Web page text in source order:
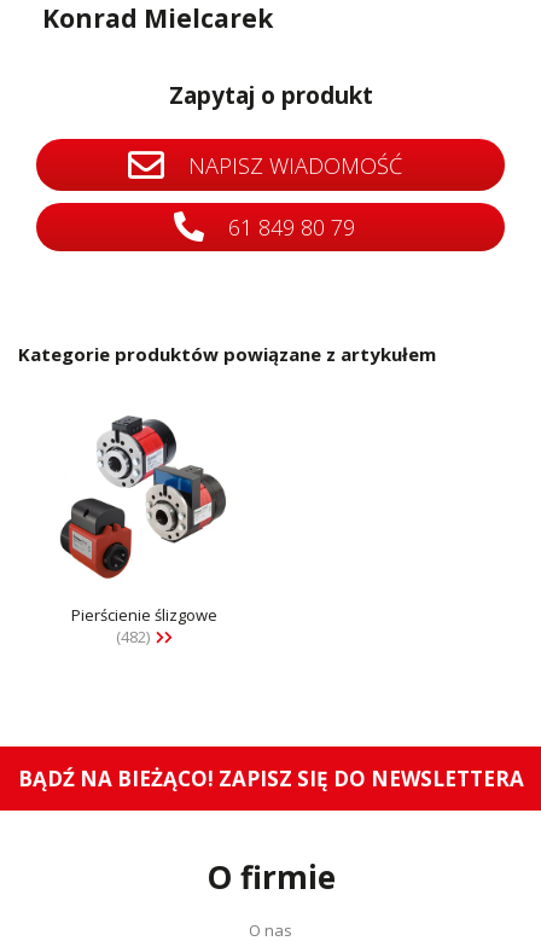
Konrad Mielcarek
Zapytaj o produkt
NAPISZ WIADOMOŚĆ
61 849 80 79
Kategorie produktów powiązane z artykułem
Pierścienie ślizgowe
(482)
BĄDŹ NA BIEŻĄCO! ZAPISZ SIĘ DO NEWSLETTERA
O firmie
O nas